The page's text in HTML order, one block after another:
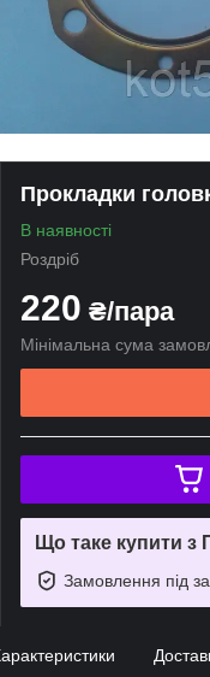
Прокладки
В наявності
Роздріб
220 ₴/пара
Мінімальна сума
Що таке купити з
Замовлення під